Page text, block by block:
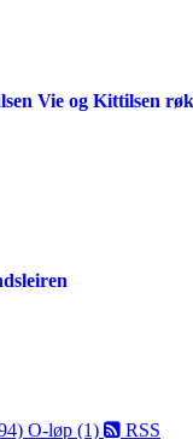
Vie og Kittilsen
O-løp (1) RSS